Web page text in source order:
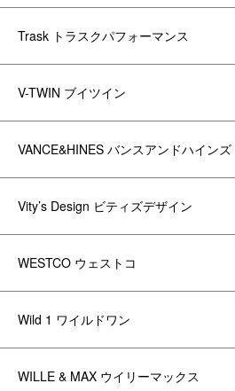
Trask トラスクパフォーマンス
V-TWIN ブイツイン
VANCE&HINES バンスアンドハインズ
Vity’s Design ビティズデザイン
WESTCO ウェストコ
Wild 1 ワイルドワン
WILLE & MAX ウイリーマックス